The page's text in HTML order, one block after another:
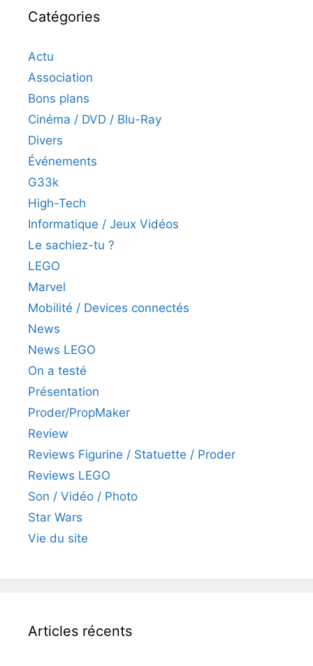
Catégories
Actu
Association
Bons plans
Cinéma / DVD / Blu-Ray
Divers
Événements
G33k
High-Tech
Informatique / Jeux Vidéos
Le sachiez-tu ?
LEGO
Marvel
Mobilité / Devices connectés
News
News LEGO
On a testé
Présentation
Proder/PropMaker
Review
Reviews Figurine / Statuette / Proder
Reviews LEGO
Son / Vidéo / Photo
Star Wars
Vie du site
Articles récents